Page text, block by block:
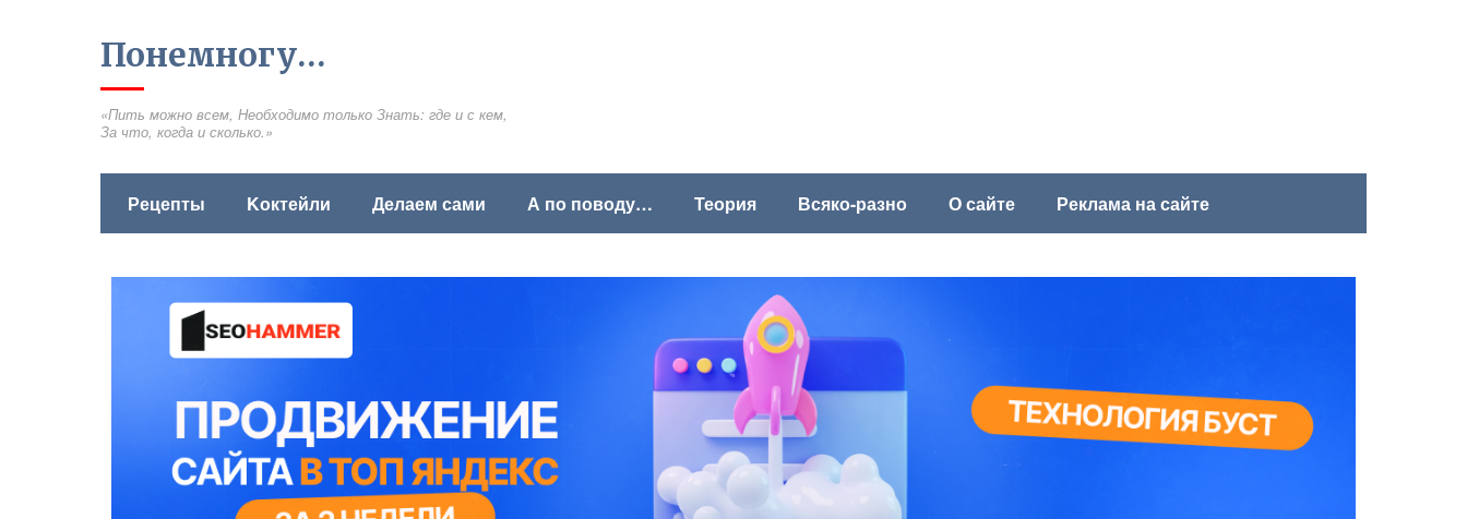
Понемногу…
«Пить можно всем, Необходимо только Знать: где и с кем,
За что, когда и сколько.»
Рецепты Kоктейли Делаем сами А по поводу… Теория Всяко-разно О сайте Реклама на сайте